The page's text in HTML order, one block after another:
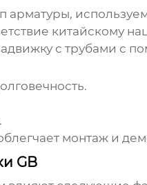
арматуры,
китайскому
с трубами с
монтаж и
GB